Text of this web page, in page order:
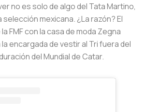
no es solo de algo del Tata Martino,
selección mexicana. ¿La razón? El
FMF con la casa de moda Zegna
encargada de vestir al Tri fuera del
del Mundial de Catar.